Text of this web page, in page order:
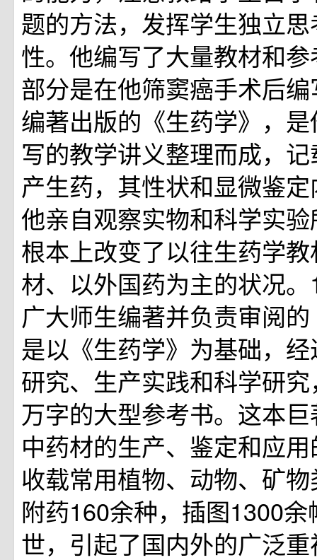
题的方法，发挥学生独立
性。他编写了大量教材和
部分是在他筛窦癌手术后
编著出版的《生药学》，
写的教学讲义整理而成，
产生药，其性状和显微鉴
他亲自观察实物和科学实
根本上改变了以往生药学
材、以外国药为主的状况
广大师生编著并负责审阅
是以《生药学》为基础，
研究、生产实践和科学研
万字的大型参考书。这本
中药材的生产、鉴定和应
收载常用植物、动物、矿
附药160余种，插图1300
世，引起了国内外的广泛